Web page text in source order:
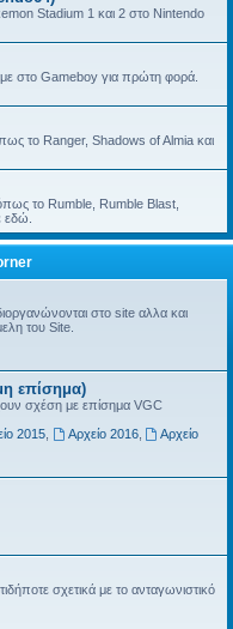
Stadium 1 και 2 στο Nintendo
στο Gameboy για πρώτη φορά.
το Ranger, Shadows of Almia και
το Rumble, Rumble Blast,
εδώ.
στο site αλλα και
του Site.
επίσημα)
σχέση με επίσημα VGC
2015, Αρχείο 2016,
Αρχείο
σχετικά με το ανταγωνιστικό